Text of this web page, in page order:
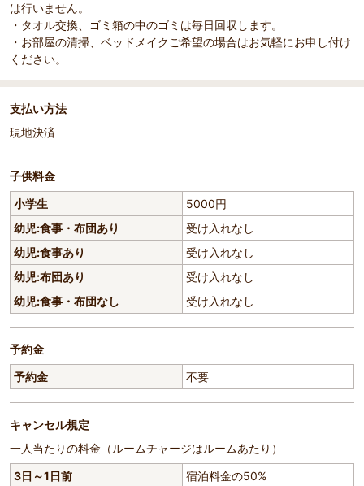
は行いません。
・タオル交換、ゴミ箱の中のゴミは毎日回収します。
・お部屋の清掃、ベッドメイクご希望の場合はお気軽にお申し付け
ください。
支払い方法
現地決済
子供料金
小学生
5000円
幼児:食事・布団あり
受け入れなし
幼児:食事あり
受け入れなし
幼児:布団あり
受け入れなし
幼児:食事・布団なし
受け入れなし
予約金
予約金
不要
キャンセル規定
一人当たりの料金（ルームチャージはルームあたり）
3日～1日前
宿泊料金の50%